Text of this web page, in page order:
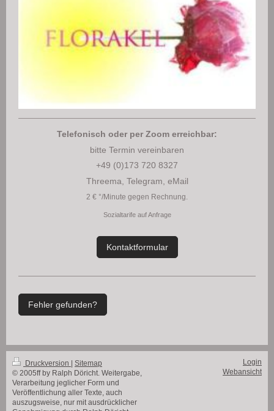
Telefonisch oder per Zoom erreichbar:
bitte Termin vereinbaren
+49 (0)173 720 8327
Threema, Telegram, eMail
2 € °/Minute gegen Rechnung.
Sozialtarife auf Anfrage
Kontaktformular
Fehler gefunden?
Druckversion
Sitemap
© 2005ff by Ralph Döricht. Weitergabe,
Verarbeitung jeglicher Form und
Veröffentlichung aller Texte, auch
auszugsweise, nur mit ausdrücklicher
Login
Webansicht